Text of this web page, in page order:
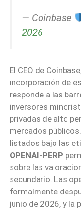
— Coinbase
2026
El CEO de Coinbase,
incorporación de
responde a las
inversores
privadas de alto
mercados
listados bajo las
OPENAI-PERP
sobre las
secundario. Las
formalmente
junio de 2026, y la